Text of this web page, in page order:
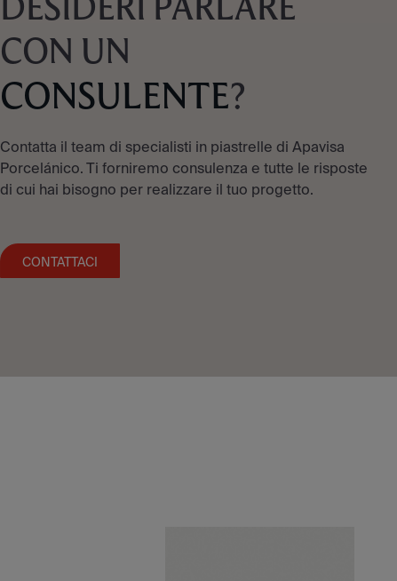
DESIDERI PARLARE
CON UN
CONSULENTE?
Contatta il team di specialisti in piastrelle di Apavisa
Porcelánico. Ti forniremo consulenza e tutte le risposte
di cui hai bisogno per realizzare il tuo progetto.
CONTATTACI